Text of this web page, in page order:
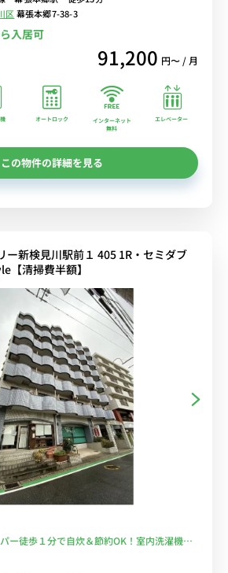
乗換なし/休日は「イオンモール幕張新都
おすすめ
区幕張本郷7-38-3
入居可
91,200 円〜 / 月
オートロック
インターネット
無料
エレベーター
この物件の詳細を見る
ー新検見川駅前１ 405 1R・セミダブ
【清掃費半額】
ー徒歩１分で自炊＆節約OK！室内洗濯機で